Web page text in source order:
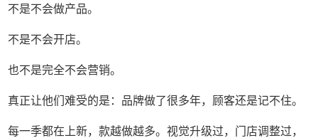
不是不会做产品。
不是不会开店。
也不是完全不会营销。
真正让他们难受的是：品牌做了很多年，顾客还是记不住。
每一季都在上新，款越做越多。视觉升级过，门店调整过，